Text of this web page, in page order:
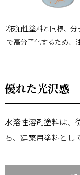
2液油性塗料と同様、
で高分子化するため、
優れた光沢感
水溶性溶剤塗料は、
ち、建築用塗料とし